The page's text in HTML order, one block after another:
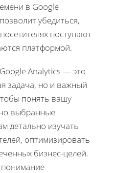
в Google
убедиться,
поступают
платформой.
Analytics — это
задача, но и важный
понять вашу
выбранные
детально изучать
оптимизировать
бизнес-целей.